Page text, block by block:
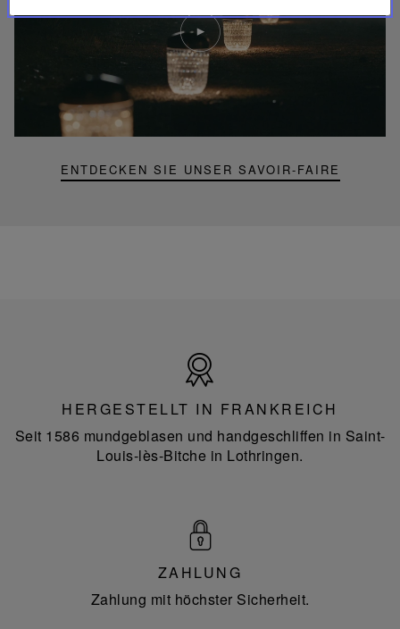
ENTDECKEN SIE UNSER SAVOIR-FAIRE
abspielen
YouTube-
Video,
Folia
Mini-
Portable-
Frankreich
HERGESTELLT IN FRANKREICH
Seit 1586 mundgeblasen und handgeschliffen in Saint-
Louis-lès-Bitche in Lothringen.
ZAHLUNG
Zahlung mit höchster Sicherheit.